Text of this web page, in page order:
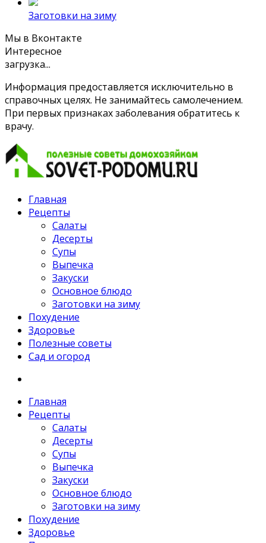
Заготовки на зиму
Мы в Вконтакте
Интересное
загрузка...
Информация предоставляется исключительно в
справочных целях. Не занимайтесь самолечением.
При первых признаках заболевания обратитесь к
врачу.
Главная
Рецепты
Салаты
Десерты
Супы
Выпечка
Закуски
Основное блюдо
Заготовки на зиму
Похудение
Здоровье
Полезные советы
Сад и огород
Главная
Рецепты
Салаты
Десерты
Супы
Выпечка
Закуски
Основное блюдо
Заготовки на зиму
Похудение
Здоровье